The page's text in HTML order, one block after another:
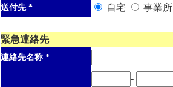
送付先 * 自宅 事業所
緊急連絡先
連絡先名称 *
-